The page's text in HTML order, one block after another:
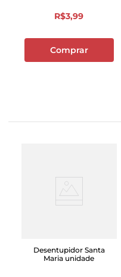
R$3,99
Comprar
Desentupidor Santa
Maria unidade